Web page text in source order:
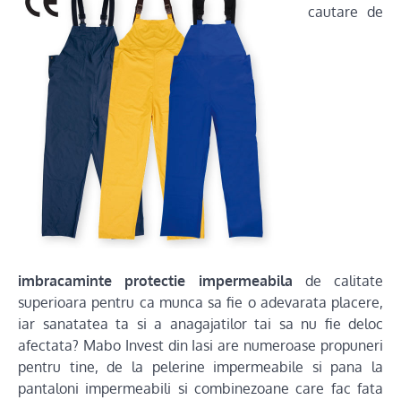
cautare de
imbracaminte protectie impermeabila de calitate
superioara pentru ca munca sa fie o adevarata placere,
iar sanatatea ta si a anagajatilor tai sa nu fie deloc
afectata? Mabo Invest din Iasi are numeroase propuneri
pentru tine, de la pelerine impermeabile si pana la
pantaloni impermeabili si combinezoane care fac fata